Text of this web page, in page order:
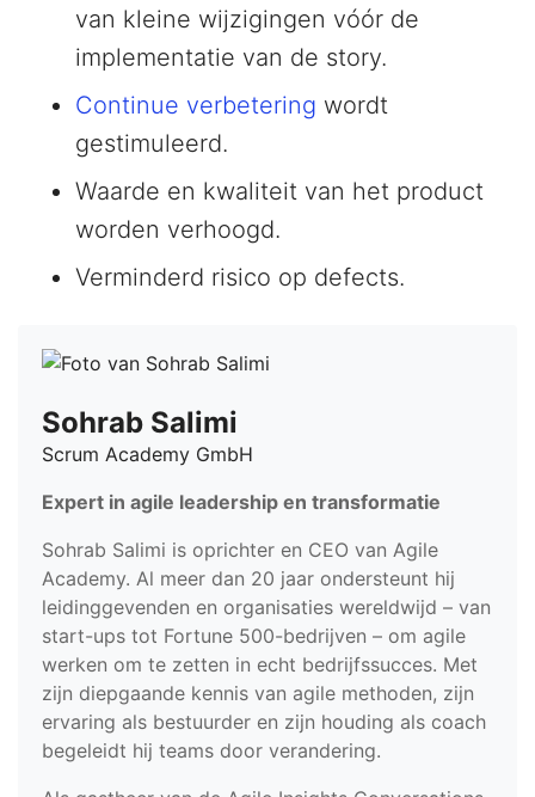
van kleine wijzigingen vóór de
implementatie van de story.
Continue verbetering wordt
gestimuleerd.
Waarde en kwaliteit van het product
worden verhoogd.
Verminderd risico op defects.
Sohrab Salimi
Scrum Academy GmbH
Expert in agile leadership en transformatie
Sohrab Salimi is oprichter en CEO van Agile
Academy. Al meer dan 20 jaar ondersteunt hij
leidinggevenden en organisaties wereldwijd – van
start-ups tot Fortune 500-bedrijven – om agile
werken om te zetten in echt bedrijfssucces. Met
zijn diepgaande kennis van agile methoden, zijn
ervaring als bestuurder en zijn houding als coach
begeleidt hij teams door verandering.